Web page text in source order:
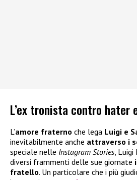
L’ex tronista contro hater
L’amore fraterno che lega Luigi e
inevitabilmente anche attraverso i
speciale nelle Instagram Stories, Luigi
diversi frammenti delle sue giornate
fratello. Un particolare che i più